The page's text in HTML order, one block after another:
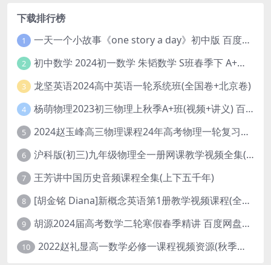
下载排行榜
1 一天一个小故事《one story a day》初中版 百度网盘分享下载
2 初中数学 2024初一数学 朱韬数学 S班春季下 A+班春季下 百度云网盘
3 龙坚英语2024高中英语一轮系统班(全国卷+北京卷)
4 杨萌物理2023初三物理上秋季A+班(视频+讲义) 百度网盘分享
5 2024赵玉峰高三物理课程24年高考物理一轮复习网课教程
6 沪科版(初三)九年级物理全一册网课教学视频全集(录播版 杜春雨 66讲)
7 王芳讲中国历史音频课程全集(上下五千年)
8 [胡金铭 Diana]新概念英语第1册教学视频课程(全集 百度网盘下载)
9 胡源2024届高考数学二轮寒假春季精讲 百度网盘分享
10 2022赵礼显高一数学必修一课程视频资源(秋季班 含讲义)百度网盘云